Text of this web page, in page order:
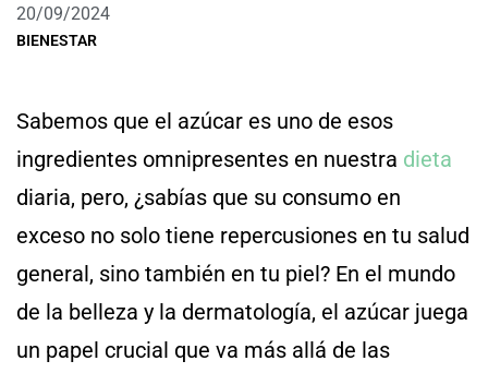
20/09/2024
BIENESTAR
Sabemos que el azúcar es uno de esos
ingredientes omnipresentes en nuestra dieta
diaria, pero, ¿sabías que su consumo en
exceso no solo tiene repercusiones en tu salud
general, sino también en tu piel? En el mundo
de la belleza y la dermatología, el azúcar juega
un papel crucial que va más allá de las